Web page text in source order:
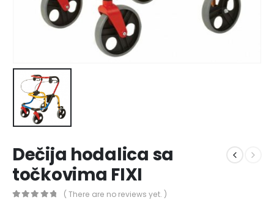
Dečija hodalica sa
točkovima FIXI
( There are no reviews yet. )